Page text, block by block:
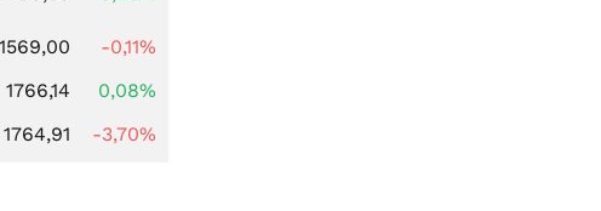
1569,00
-0,11%
1766,14
0,08%
1764,91 -3,70%